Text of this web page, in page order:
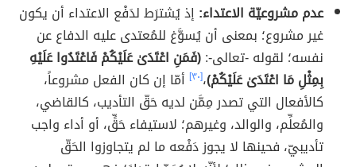
عدم مشروعيّة الاعتداء: إذ يُشترَط لدَفْع الاعتداء أن يكون
غير مشروع؛ بمعنى أن يُسوَّغ للمُعتدى عليه الدفاع عن
نفسه؛ لقوله -تعالى-:(فَمَنِ اعْتَدَىٰ عَلَيْكُمْ فَاعْتَدُوا عَلَيْهِ
بِمِثْلِ مَا اعْتَدَىٰ عَلَيْكُمْ)،[٣٠]
أمّا إن كان الفعل مشروعاً،
كالأفعال التي تصدر مِمَّن لديه حَقّ التأديب، كالقاضي،
والمُعلِّم، والوالد، وغيرهم؛ لاستيفاء حَقٍّ، أو أداء واجب
تأديبيّ، فحينها لا يجوز دَفْعه ما لم يتجاوزوا الحَقّ